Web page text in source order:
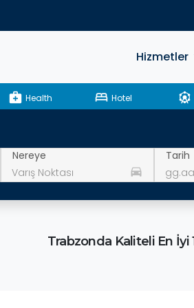
Hizmetler
medical_services Health bed Hotel attractions
Nereye
drive_eta
Tarih
Trabzonda Kaliteli En İyi